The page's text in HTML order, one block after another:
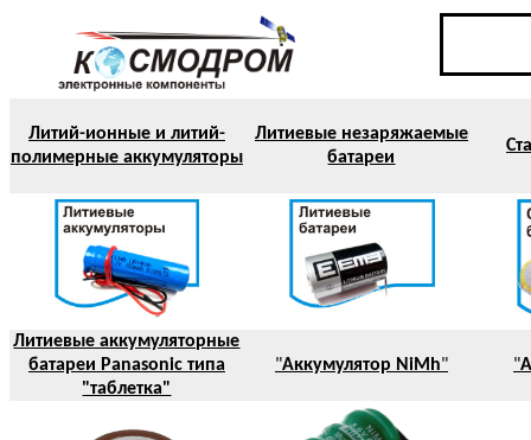
Литий-ионные и литий-
полимерные аккумуляторы
Литиевые незаряжаемые
батареи
Литиевые аккумуляторные
батареи Panasonic типа
"таблетка"
"Аккумулятор NiMh" "